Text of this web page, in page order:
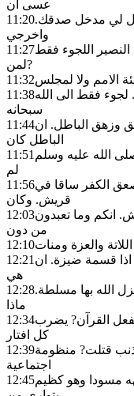
عسى ان
11:20لي مدخل صدقك.
واخرجي
11:27اللجوء فقط
لمن?
11:32الامم ولا لمجلس
11:38لجوء فقط الى الله
سبحانه
11:44وزهق الباطل. ان
الباطل كان
11:51الله عليه وسلم
لم
11:56الكفر ساقا في
قريش. وكان
12:03انكم وما تعبدون
من دون
12:10والعزة ومنات
12:21اذا قسمة ضيزة. ان
هي
12:28الله بها مسلطة.
ماذا
12:34القرآن? يضرب
كل افتار
12:39ذنب قتلت? منظومة
اجتماعية
12:45مسودا وهو كظيم